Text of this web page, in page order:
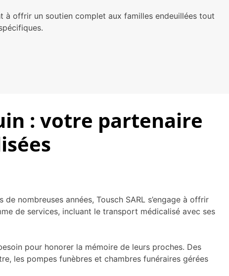
à offrir un soutien complet aux familles endeuillées tout
: votre partenaire
nombreuses années, Tousch SARL s’engage à offrir
de services, incluant le transport médicalisé avec ses
pour honorer la mémoire de leurs proches. Des
les pompes funèbres et chambres funéraires gérées